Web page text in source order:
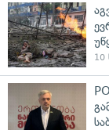
10